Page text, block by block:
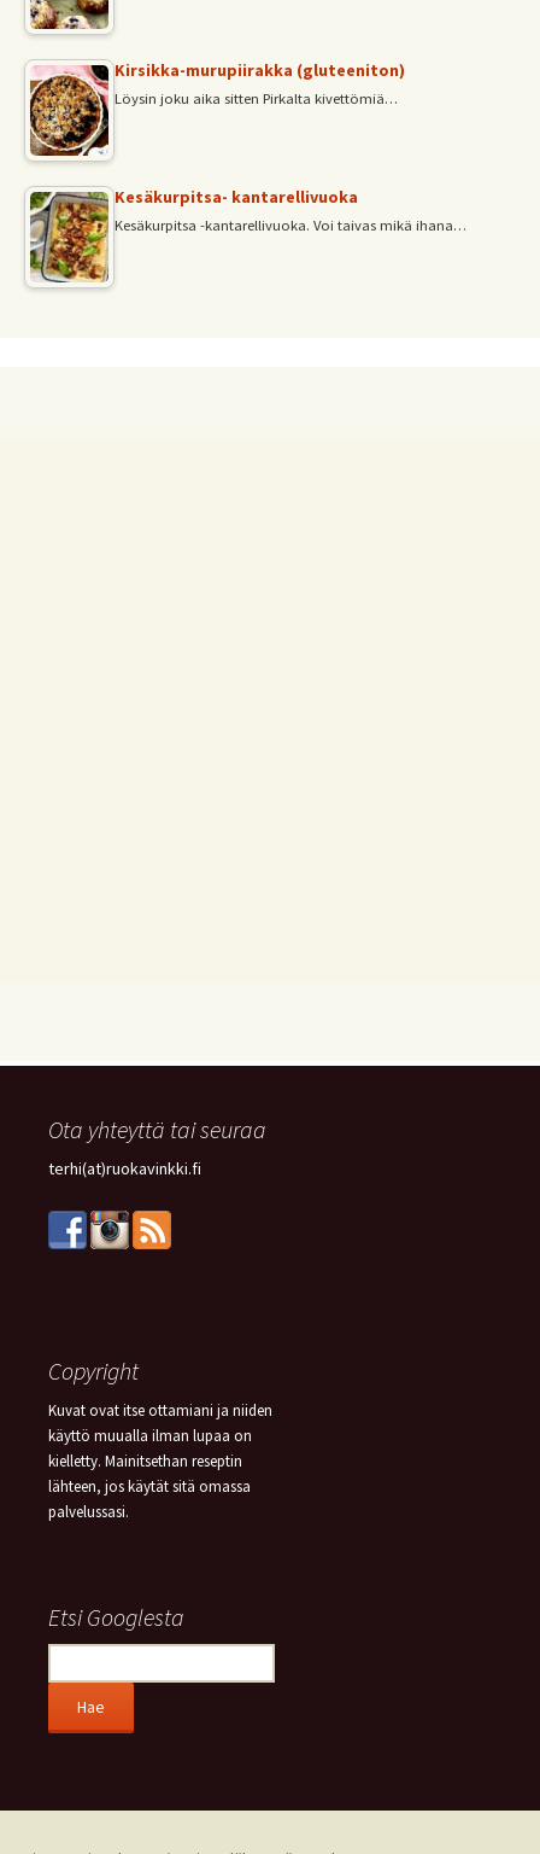
Kirsikka-murupiirakka (gluteeniton)
Löysin joku aika sitten Pirkalta kivettömiä…
Kesäkurpitsa- kantarellivuoka
Kesäkurpitsa -kantarellivuoka. Voi taivas mikä ihana…
Ota yhteyttä tai seuraa
terhi(at)ruokavinkki.fi
Copyright
Kuvat ovat itse ottamiani ja niiden
käyttö muualla ilman lupaa on
kielletty. Mainitsethan reseptin
lähteen, jos käytät sitä omassa
palvelussasi.
Etsi Googlesta